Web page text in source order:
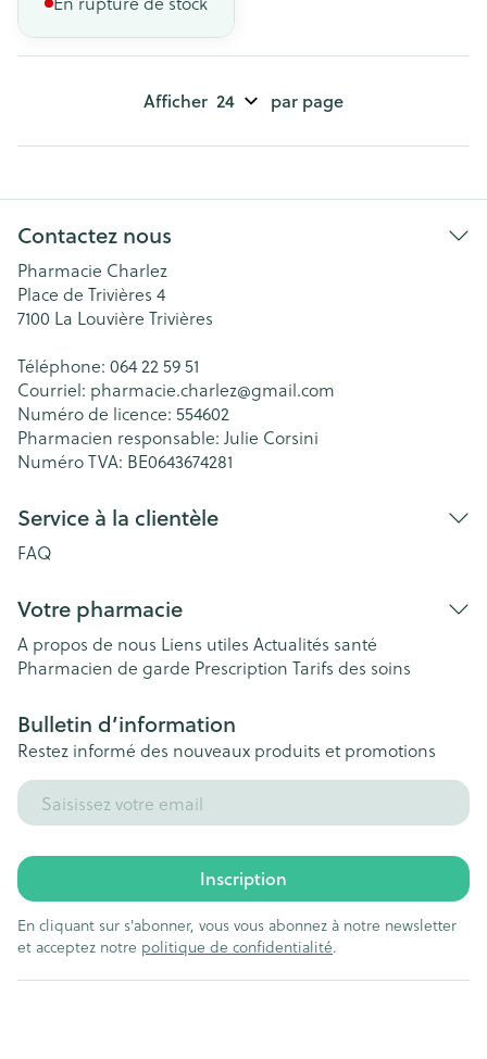
Afficher par page
Contactez nous
Pharmacie Charlez
Place de Trivières 4
7100 La Louvière Trivières
Téléphone: 064 22 59 51
Courriel: pharmacie.charlez@gmail.com
Numéro de licence: 554602
Pharmacien responsable: Julie Corsini
Numéro TVA: BE0643674281
Service à la clientèle
FAQ
Votre pharmacie
A propos de nous Liens utiles Actualités santé
Pharmacien de garde Prescription Tarifs des soins
Bulletin d’information
Restez informé des nouveaux produits et promotions
Adresse mail
Inscription
En cliquant sur s'abonner, vous vous abonnez à notre newsletter
et acceptez notre politique de confidentialité.